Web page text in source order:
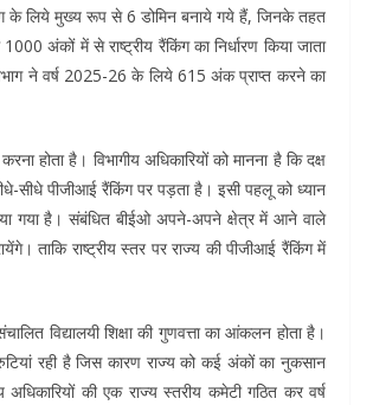
के लिये मुख्य रूप से 6 डोमिन बनाये गये हैं, जिनके तहत
अंकों में से राष्ट्रीय रैंकिंग का निर्धारण किया जाता
ने वर्ष 2025-26 के लिये 615 अंक प्राप्त करने का
होता है। विभागीय अधिकारियों को मानना है कि दक्ष
सीधे पीजीआई रैंकिंग पर पड़ता है। इसी पहलू को ध्यान
गया है। संबंधित बीईओ अपने-अपने क्षेत्र में आने वाले
ताकि राष्ट्रीय स्तर पर राज्य की पीजीआई रैंकिंग में
विद्यालयी शिक्षा की गुणवत्ता का आंकलन होता है।
रही है जिस कारण राज्य को कई अंकों का नुकसान
की एक राज्य स्तरीय कमेटी गठित कर वर्ष